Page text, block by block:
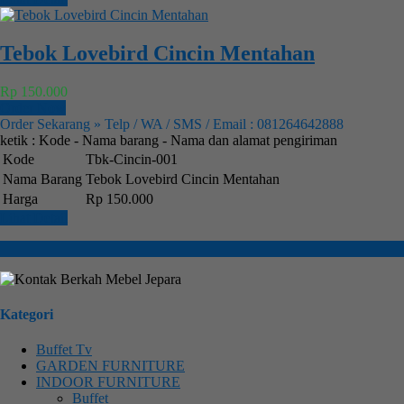
Tebok Lovebird Cincin Mentahan
Rp 150.000
Order Sekarang » Telp / WA / SMS / Email : 081264642888
ketik : Kode - Nama barang - Nama dan alamat pengiriman
Kode
Tbk-Cincin-001
Nama Barang Tebok Lovebird Cincin Mentahan
Harga
Rp 150.000
Kategori
Buffet Tv
GARDEN FURNITURE
INDOOR FURNITURE
Buffet